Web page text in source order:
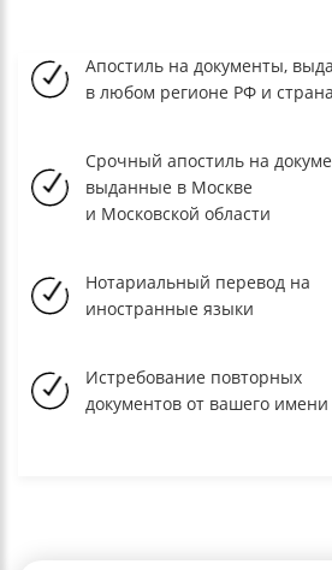
Апостиль на документы,
в любом регионе РФ и
Срочный апостиль на
выданные в Москве
и Московской области
Нотариальный перевод на
иностранные языки
Истребование повторных
документов от вашего имени